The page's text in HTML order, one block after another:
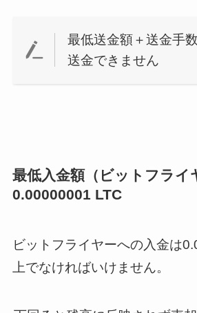
最低送金額＋送金手
送金できません
最低入金額（ビットフライ
0.00000001 LTC
ビットフライヤーへの入金は
上でなければいけません。